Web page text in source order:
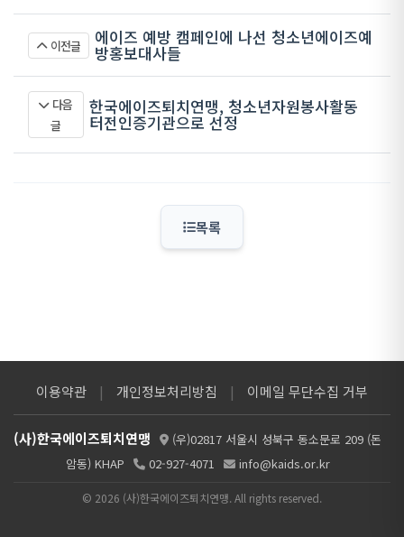
이전글 에이즈 예방 캠페인에 나선 청소년에이즈예
방홍보대사들
다음
글
한국에이즈퇴치연맹, 청소년자원봉사활동
터전인증기관으로 선정
목록
이용약관 | 개인정보처리방침 | 이메일 무단수집 거부
(사)한국에이즈퇴치연맹
(우)02817 서울시 성북구 동소문로 209 (돈
암동) KHAP
02-927-4071 info@kaids.or.kr
© 2026 (사)한국에이즈퇴치연맹. All rights reserved.